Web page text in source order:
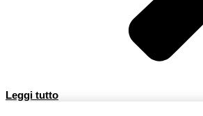
Leggi tutto